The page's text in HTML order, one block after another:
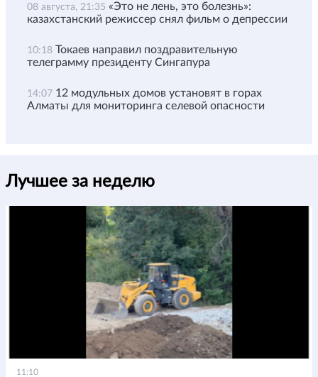
08 августа, 21:35 «Это не лень, это болезнь»:
казахстанский режиссер снял фильм о депрессии
10:18 Токаев направил поздравительную
телеграмму президенту Сингапура
14:07 12 модульных домов установят в горах
Алматы для мониторинга селевой опасности
Лучшее за неделю
11:10